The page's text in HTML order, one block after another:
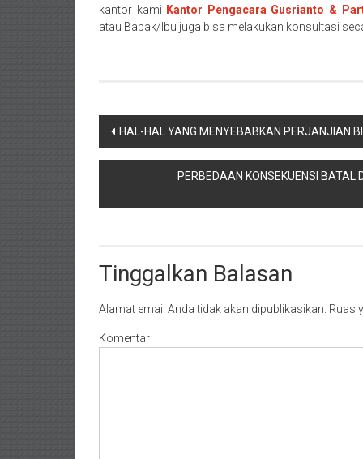
Duri/
Dumai
Balik
papan/
Kalimantan
Selatan/
Samarinda/Jawa
Barat/
Timur/
kantor kami Kantor Pengacara Gusrianto &
atau Bapak/Ibu juga bisa melakukan konsultasi
Navigasi
pos
HAL-HAL YANG MENYEBABKAN PERJANJIAN
PERBEDAAN KONSEKUENSI
Tinggalkan Balasan
Alamat email Anda tidak akan dipublikasikan. Ruas
Komentar